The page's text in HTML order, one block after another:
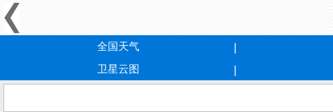
全国天气
卫星云图